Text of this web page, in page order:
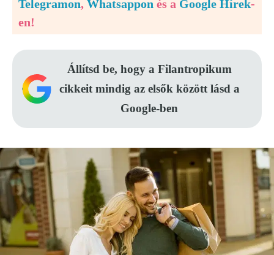
Telegramon, Whatsappon és a Google Hírek-
en!
Állítsd be, hogy a Filantropikum
cikkeit mindig az elsők között lásd a
Google-ben